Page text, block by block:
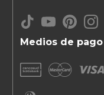
Medios de pago